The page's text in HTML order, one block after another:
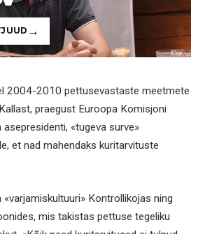
2004-2010 pettusevastaste meetmete
praegust Euroopa Komisjoni
«tugeva surve»
et nad mahendaks kuritarvituste
«varjamiskultuuri» Kontrollikojas ning
mis takistas pettuse tegeliku